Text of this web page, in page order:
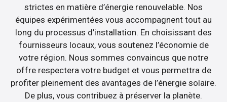
strictes en matière d’énergie renouvelable. Nos
équipes expérimentées vous accompagnent tout au
long du processus d’installation. En choisissant des
fournisseurs locaux, vous soutenez l’économie de
votre région. Nous sommes convaincus que notre
offre respectera votre budget et vous permettra de
profiter pleinement des avantages de l’énergie solaire.
De plus, vous contribuez à préserver la planète.